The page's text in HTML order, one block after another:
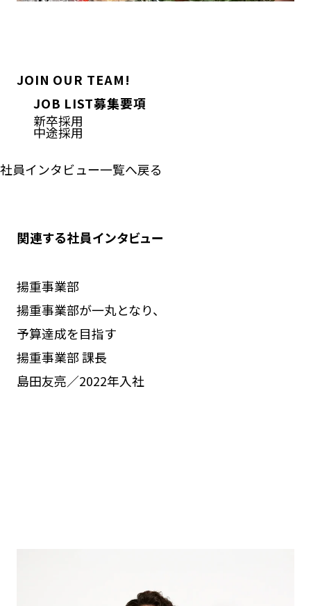
JOIN OUR TEAM!
JOB LIST募集要項
新卒採用
中途採用
社員インタビュー一覧へ戻る
関連する社員インタビュー
揚重事業部
揚重事業部が一丸となり、
予算達成を目指す
揚重事業部 課長
島田友亮／2022年入社